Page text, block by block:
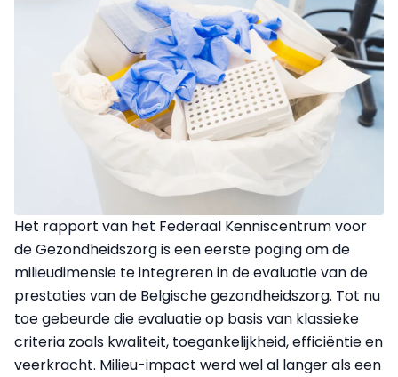
Het rapport van het Federaal Kenniscentrum voor
de Gezondheidszorg is een eerste poging om de
milieudimensie te integreren in de evaluatie van de
prestaties van de Belgische gezondheidszorg. Tot nu
toe gebeurde die evaluatie op basis van klassieke
criteria zoals kwaliteit, toegankelijkheid, efficiëntie en
veerkracht. Milieu-impact werd wel al langer als een